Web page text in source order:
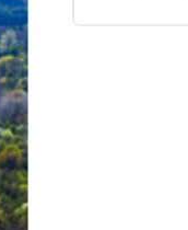
Nächster Slide